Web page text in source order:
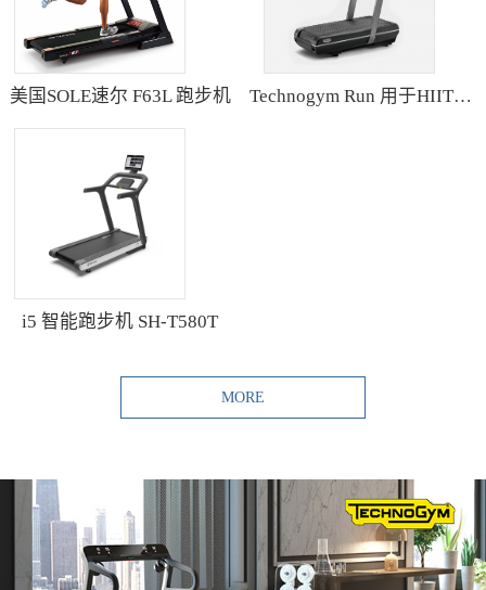
美国SOLE速尔 F63L 跑步机 Technogym Run 用于HIIT训练的跑步机
i5 智能跑步机 SH-T580T
MORE